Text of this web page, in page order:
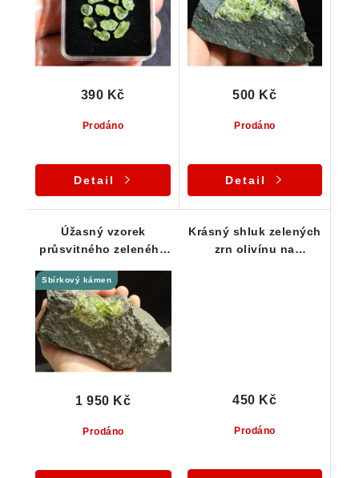
Prodáno
390 Kč
Detail
Prodáno
500 Kč
Detail
Úžasný vzorek
průsvitného zeleného
kg
Sbírkový kámen
Prodáno
1 950 Kč
Krásný shluk zelených
zrn olivínu na
Prodáno
450 Kč